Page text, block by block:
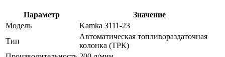
Параметр
Значение
Модель
Kamka 3111-23
Тип
Автоматическая топливораздаточная
колонка (ТРК)